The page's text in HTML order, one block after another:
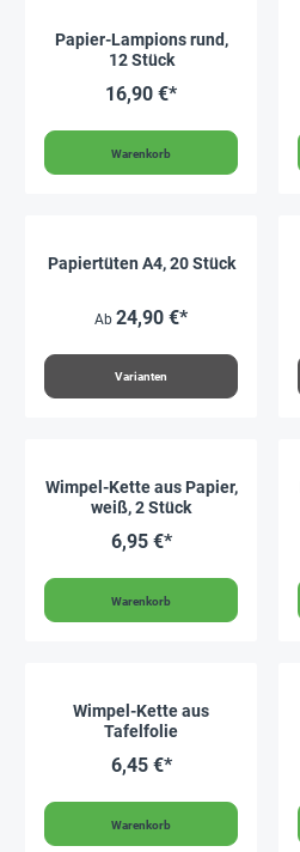
Papier-Lampions rund,
12 Stück
16,90 €*
Warenkorb
Papiertüten A4, 20 Stück
Ab 24,90 €*
Varianten
Wimpel-Kette aus Papier,
weiß, 2 Stück
6,95 €*
Warenkorb
Wimpel-Kette aus
Tafelfolie
6,45 €*
Warenkorb